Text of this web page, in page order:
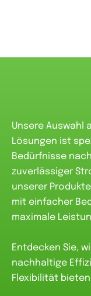
Unsere
Lösungen ist
Bedürfnisse
zuverlässiger
unserer
mit einfacher
maximale
Entdecken Sie,
nachhaltige
Flexibilität